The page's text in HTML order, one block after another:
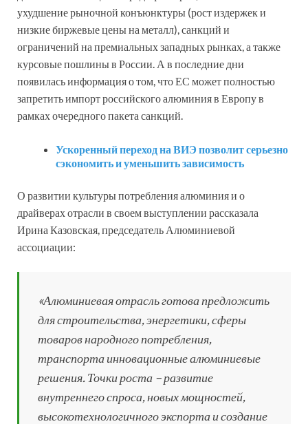
ухудшение рыночной конъюнктуры (рост издержек и
низкие биржевые цены на металл), санкций и
ограничений на премиальных западных рынках, а также
курсовые пошлины в России. А в последние дни
появилась информация о том, что ЕС может полностью
запретить импорт российского алюминия в Европу в
рамках очередного пакета санкций.
Ускоренный переход на ВИЭ позволит серьезно
сэкономить и уменьшить зависимость
О развитии культуры потребления алюминия и о
драйверах отрасли в своем выступлении рассказала
Ирина Казовская, председатель Алюминиевой
ассоциации:
«Алюминиевая отрасль готова предложить
для строительства, энергетики, сферы
товаров народного потребления,
транспорта инновационные алюминиевые
решения. Точки роста – развитие
внутреннего спроса, новых мощностей,
высокотехнологичного экспорта и создание